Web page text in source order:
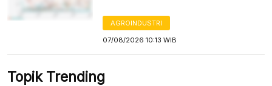
AGROINDUSTRI
07/08/2026 10:13 WIB
Topik Trending